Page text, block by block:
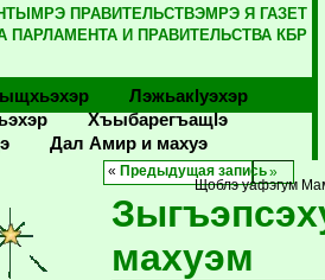
ПРАВИТЕЛЬСТВЭМРЭ Я ГАЗЕТ
ПАРЛАМЕНТА И ПРАВИТЕЛЬСТВА КБР
Лэжьакlуэхэр
Хъыбарегъащlэ
Дал Амир и махуэ
« Предыдущая запись
Щоблэ уафэгум
махуэм